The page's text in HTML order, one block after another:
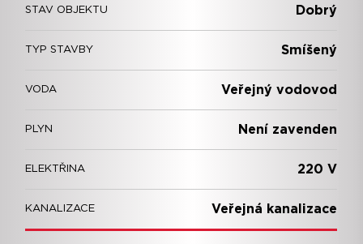
STAV OBJEKTU Dobrý
TYP STAVBY Smíšený
VODA Veřejný vodovod
PLYN Není zavenden
ELEKTŘINA 220 V
KANALIZACE Veřejná kanalizace